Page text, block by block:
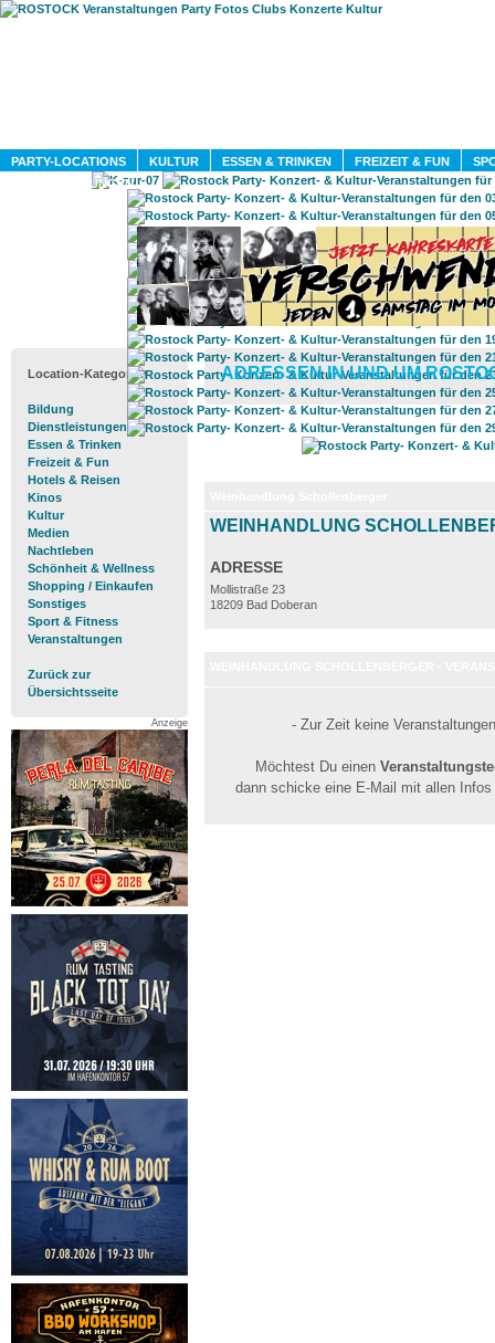
PARTY-LOCATIONS KULTUR ESSEN & TRINKEN FREIZEIT & FUN
DIENSTLEISTUNGEN
Location-Kategorien
Bildung
Dienstleistungen
Essen & Trinken
Freizeit & Fun
Hotels & Reisen
Kinos
Kultur
Medien
Nachtleben
Schönheit & Wellness
Shopping / Einkaufen
Sonstiges
Sport & Fitness
Veranstaltungen
Zurück zur
Übersichtsseite
Anzeige
ADRESSEN IN UND UM
WEINHANDLUNG
ADRESSE
Mollistraße 23
18209 Bad Doberan
- Zur Zeit keine
Möchtest Du einen
dann schicke eine E-Mail mit allen